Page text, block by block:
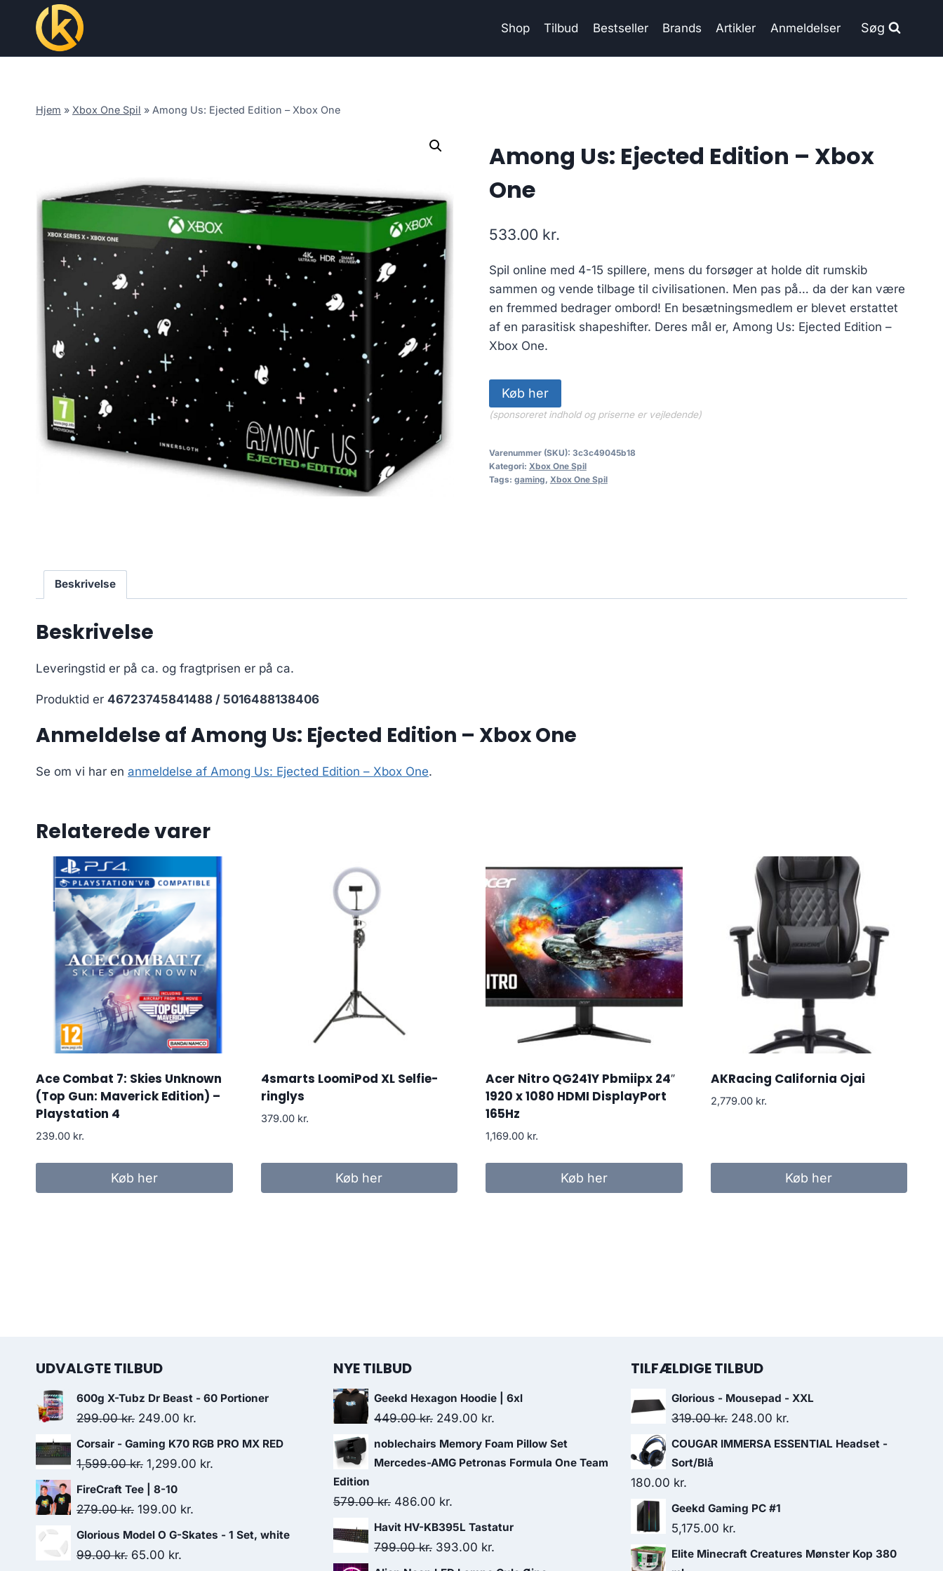
content
Shop Tilbud Bestseller Brands Artikler Anmeldelser Søg
Hjem » Xbox One Spil » Among Us: Ejected Edition – Xbox One
Among Us: Ejected Edition – Xbox
One
533.00 kr.
Spil online med 4-15 spillere, mens du forsøger at holde dit rumskib
sammen og vende tilbage til civilisationen. Men pas på… da der kan være
en fremmed bedrager ombord! En besætningsmedlem er blevet erstattet
af en parasitisk shapeshifter. Deres mål er, Among Us: Ejected Edition –
Xbox One.
Køb her
(sponsoreret indhold og priserne er vejledende)
Varenummer (SKU): 3c3c49045b18
Kategori: Xbox One Spil
Tags: gaming, Xbox One Spil
Beskrivelse
Beskrivelse
Leveringstid er på ca. og fragtprisen er på ca.
Produktid er 46723745841488 / 5016488138406
Anmeldelse af Among Us: Ejected Edition – Xbox One
Se om vi har en anmeldelse af Among Us: Ejected Edition – Xbox One.
Relaterede varer
Ace Combat 7: Skies Unknown
(Top Gun: Maverick Edition) –
Playstation 4
239.00 kr.
Køb her
4smarts LoomiPod XL Selfie-
ringlys
379.00 kr.
Køb her
Acer Nitro QG241Y Pbmiipx 24″
1920 x 1080 HDMI DisplayPort
165Hz
1,169.00 kr.
Køb her
AKRacing California Ojai
2,779.00 kr.
Køb her
UDVALGTE TILBUD
600g X-Tubz Dr Beast - 60 Portioner
299.00kr. Original
price
was:
299.00 kr..
249.00 kr.
price
is:
Corsair - Gaming K70 RGB PRO MX RED
1,599.00kr. Original
price
was:
1,299.00 kr.
FireCraft Tee | 8-10
279.00kr. Original
price
was:
199.00 kr.
price
Glorious Model O G-Skates - 1 Set, white
99.00kr. Original
65.00 kr.
NYE TILBUD
Geekd Hexagon Hoodie | 6xl
449.00kr. Original
price
was:
249.00 kr.
price
is:
noblechairs Memory Foam Pillow Set
Mercedes-AMG Petronas Formula One Team
Edition
579.00kr. Original
price
was:
486.00 kr.
price
is:
Havit HV-KB395L Tastatur
799.00kr. Original
price
393.00 kr.
price
TILFÆLDIGE TILBUD
Glorious - Mousepad - XXL
319.00kr. Original
price
248.00 kr.
price
COUGAR IMMERSA ESSENTIAL Headset -
Sort/Blå
180.00 kr.
Geekd Gaming PC #1
5,175.00 kr.
Elite Minecraft Creatures Mønster Kop 380